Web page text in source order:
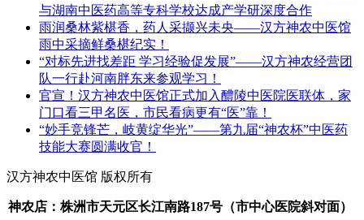
与湖南中医药高等专科学校达成产学研深度合作
雨润桑林紫椹香，药人采撷兴未央——汉方神农中医馆
雨中采摘鲜桑椹纪实！
“对标先进找差距 学习经验促发展”——汉方神农经营团
队一行赴河南胖东来参观学习！
官宣！汉方神农中医馆正式加入醴陵中医院医联体，家
门口看三甲名医，市民看病更有“医”靠！
“妙手竞锋芒，岐黄绽华光”——第九届“神农杯”中医药
技能大赛圆满收官！
汉方神农中医馆 版权所有
神农店：株洲市天元区长江南路187号（市中心医院斜对面）